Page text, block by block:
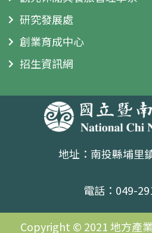
研究發展處
創業育成中心
招生資訊網
地址：南投縣埔里
電話：049-
Copyright © 2021 地方產